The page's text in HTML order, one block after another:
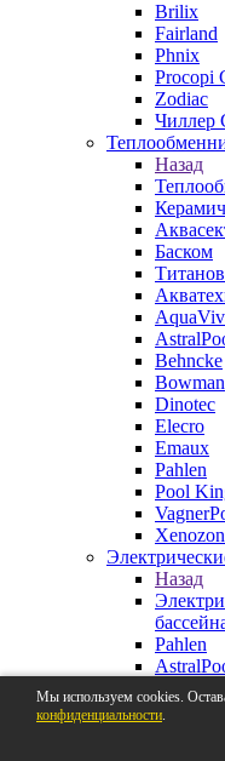
Brilix
Fairland
Phnix
Procopi
Zodiac
Чиллер
Назад
Баском
Behncke
Bowman
Dinotec
Elecro
Emaux
Pahlen
Pool
Назад
Pahlen
Aquaviva
Behncke
Мы используем cookies.
конфиденциальности.